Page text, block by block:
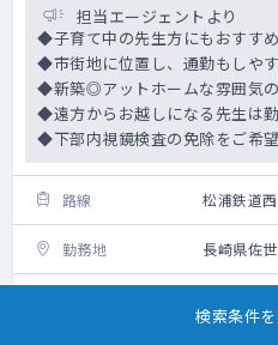
担当エージェントより
◆子育て中の先生方にもおすす
◆市街地に位置し、通勤もしやす
◆新築◎アットホームな雰囲気の
◆遠方からお越しになる先生は
◆下部内視鏡検査の免除をご希
路線 松浦鉄道
勤務地 長崎県佐
検索条件